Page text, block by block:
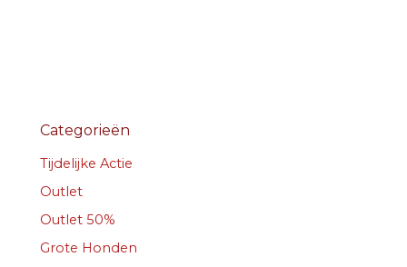
Categorieën
Tijdelijke Actie
Outlet
Outlet 50%
Grote Honden